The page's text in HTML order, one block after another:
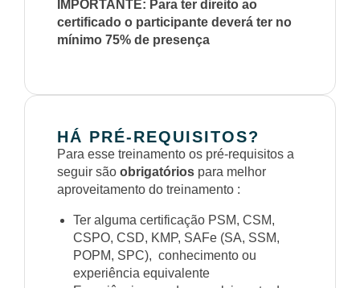
IMPORTANTE: Para ter direito ao
certificado o participante deverá ter no
mínimo 75% de presença
HÁ PRÉ-REQUISITOS?
Para esse treinamento os pré-requisitos a
seguir são obrigatórios para melhor
aproveitamento do treinamento :
Ter alguma certificação PSM, CSM,
CSPO, CSD, KMP, SAFe (SA, SSM,
POPM, SPC), conhecimento ou
experiência equivalente